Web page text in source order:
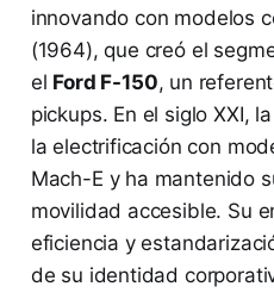
innovando con modelos
(1964), que creó el
el Ford F-150, un
pickups. En el siglo XXI,
la electrificación con
Mach-E y ha mantenido
movilidad accesible. Su
eficiencia y
de su identidad